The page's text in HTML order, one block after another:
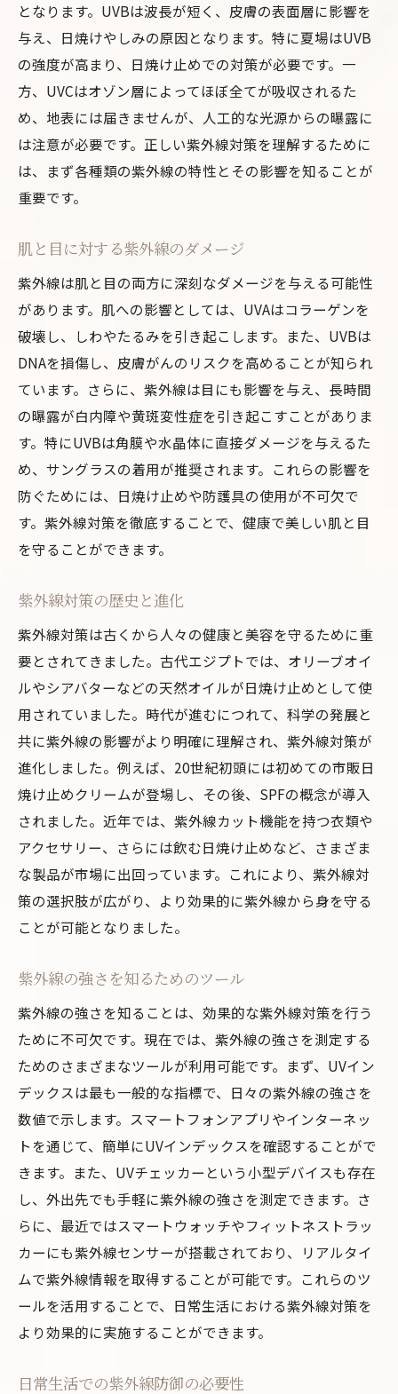
敏感肌に適した日焼け止め
子供や高齢者におすすめの日焼け止め
帽子やサングラスを活用した紫外線対策のポイ
紫外線防止効果の高い帽子の選び方
サングラスの重要性と選び方
小物でできる紫外線対策
外出時の紫外線対策アイテム持参のコツ
紫外線が強い季節におすすめの外出時間帯とそ
の理由
紫外線が最も強い時間帯とは
朝と夕方の外出が推奨される理由
季節ごとの紫外線量の違い
外出時間を調整するポイント
天気予報を活用した外出計画
紫外線対策に関するアプリの活用法
紫外線対策だけじゃない！美肌ケアのための総
紫外線対策とスキンケアの連携
インナーケアと紫外線対策の関係
食事で美肌をサポートする方法
定期的なスキンチェックの重要性
美肌を守るための生活習慣
目の健康も守る！サングラス選びの基準とおす
すめブランド
サングラスのUVカット性能とは
目の健康を守るためのサングラス選び
サングラスのデザインと機能性
サングラスのメンテナンス方法
サングラスの購入時にチェックすべきポイ
ント
紫外線による肌ダメージを最小限にする生活習
慣の見直し
日常でできる紫外線対策の工夫
紫外線対策に有効な衣類選び
家の中での紫外線対策
紫外線防止効果のある食材
ストレスと紫外線対策の関係
日常生活に取り入れるべき紫外線対策
健康的で美しい肌を保つための最新紫外線対策
法
紫外線対策に役立つアプリとデバイス
となります。UVBは波長が短く、皮膚の表面層に影響を
与え、日焼けやしみの原因となります。特に夏場はUVB
の強度が高まり、日焼け止めでの対策が必要です。一
方、UVCはオゾン層によってほぼ全てが吸収されるた
め、地表には届きませんが、人工的な光源からの曝露に
は注意が必要です。正しい紫外線対策を理解するために
は、まず各種類の紫外線の特性とその影響を知ることが
重要です。
肌と目に対する紫外線のダメージ
紫外線は肌と目の両方に深刻なダメージを与える可能性
があります。肌への影響としては、UVAはコラーゲンを
破壊し、しわやたるみを引き起こします。また、UVBは
DNAを損傷し、皮膚がんのリスクを高めることが知られ
ています。さらに、紫外線は目にも影響を与え、長時間
の曝露が白内障や黄斑変性症を引き起こすことがありま
す。特にUVBは角膜や水晶体に直接ダメージを与えるた
め、サングラスの着用が推奨されます。これらの影響を
防ぐためには、日焼け止めや防護具の使用が不可欠で
す。紫外線対策を徹底することで、健康で美しい肌と目
を守ることができます。
紫外線対策の歴史と進化
紫外線対策は古くから人々の健康と美容を守るために重
要とされてきました。古代エジプトでは、オリーブオイ
ルやシアバターなどの天然オイルが日焼け止めとして使
用されていました。時代が進むにつれて、科学の発展と
共に紫外線の影響がより明確に理解され、紫外線対策が
進化しました。例えば、20世紀初頭には初めての市販日
焼け止めクリームが登場し、その後、SPFの概念が導入
されました。近年では、紫外線カット機能を持つ衣類や
アクセサリー、さらには飲む日焼け止めなど、さまざま
な製品が市場に出回っています。これにより、紫外線対
策の選択肢が広がり、より効果的に紫外線から身を守る
ことが可能となりました。
紫外線の強さを知るためのツール
紫外線の強さを知ることは、効果的な紫外線対策を行う
ために不可欠です。現在では、紫外線の強さを測定する
ためのさまざまなツールが利用可能です。まず、UVイン
デックスは最も一般的な指標で、日々の紫外線の強さを
数値で示します。スマートフォンアプリやインターネッ
トを通じて、簡単にUVインデックスを確認することがで
きます。また、UVチェッカーという小型デバイスも存在
し、外出先でも手軽に紫外線の強さを測定できます。さ
らに、最近ではスマートウォッチやフィットネストラッ
カーにも紫外線センサーが搭載されており、リアルタイ
ムで紫外線情報を取得することが可能です。これらのツ
ールを活用することで、日常生活における紫外線対策を
より効果的に実施することができます。
日常生活での紫外線防御の必要性